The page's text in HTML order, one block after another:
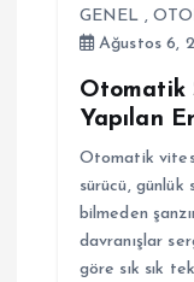
GENEL ,
Ağustos 6,
Otomatik
Yapılan
Otomatik
sürücü, günlük
bilmeden
davranışlar
göre sık sık